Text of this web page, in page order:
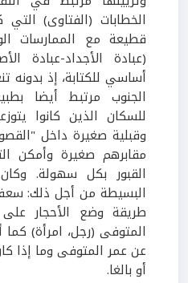
الخطابات (الفتاوى)
قطيعة مع الممارسات
(عبادة الأجداد-عبادة
أساسي للكتابة، إذ
الجنوب مرتبط أيضا
للسكان الذين كانوا
وقبلية صغيرة داخل
مقابرهم صغيرة وأمكن
القبور بكل سهولة.
البسيطة من أجل ذلك: سعف
طريقة وضع الأحجار
المتوفى (رجل، امرأة)
عن عمر المتوفى وما إذا
أو بالغا.